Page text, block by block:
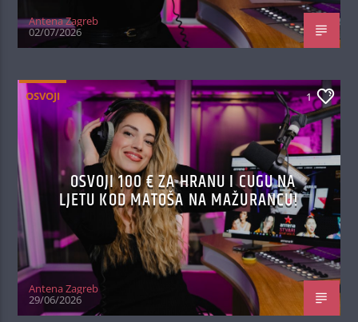
Antena Zagreb
02/07/2026
OSVOJI 1
OSVOJI 100 € ZA HRANU I CUGU NA
LJETU KOD MATOŠA NA MAŽURANCU!
Antena Zagreb
29/06/2026